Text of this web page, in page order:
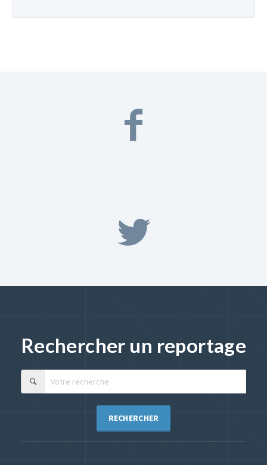
Rechercher un reportage
RECHERCHER